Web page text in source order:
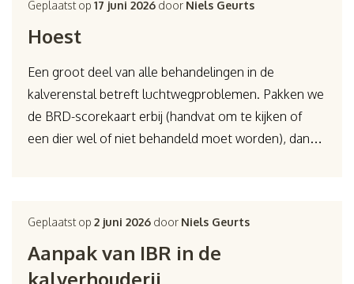
Geplaatst op17 juni 2026 door Niels Geurts
Hoest
Een groot deel van alle behandelingen in de
kalverenstal betreft luchtwegproblemen. Pakken we
de BRD-scorekaart erbij (handvat om te kijken of
een dier wel of niet behandeld moet worden), dan…
Geplaatst op2 juni 2026 door Niels Geurts
Aanpak van IBR in de